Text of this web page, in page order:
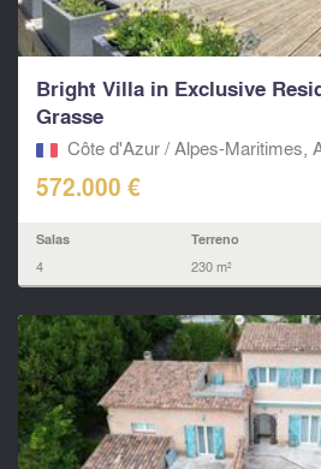
Bright Villa in Exclusive
Grasse
Côte d'Azur / Alpes-Maritimes,
572.000 €
Salas
4
Terreno
230 m²